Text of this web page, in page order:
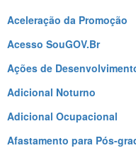
Aceleração da Promoção
Acesso SouGOV.Br
Ações de
Adicional Noturno
Adicional Ocupacional
Afastamento para Pós-